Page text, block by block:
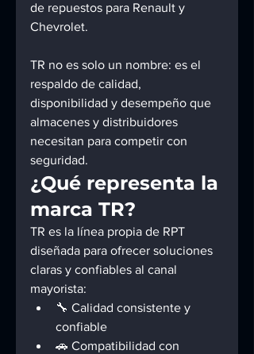
de repuestos para Renault y
Chevrolet.
TR no es solo un nombre: es el
respaldo de calidad,
disponibilidad y desempeño que
almacenes y distribuidores
necesitan para competir con
seguridad.
¿Qué representa la
marca TR?
TR es la línea propia de RPT
diseñada para ofrecer soluciones
claras y confiables al canal
mayorista:
🔧 Calidad consistente y
confiable
🚗 Compatibilidad con